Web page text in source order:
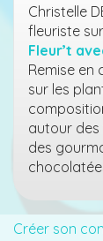
Christelle
fleuriste
Fleur’t
Remise en
sur les
autour des
des
Créer son